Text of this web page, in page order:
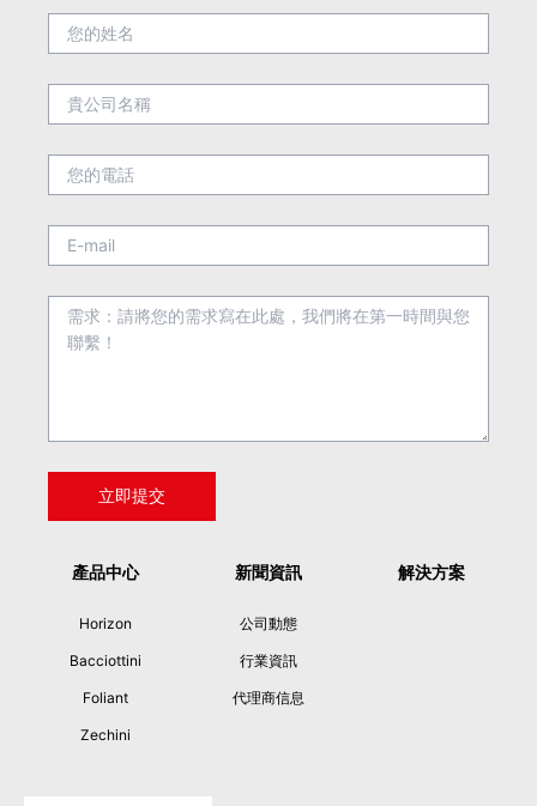
產品中心
Horizon
Bacciottini
Foliant
Zechini
新聞資訊
公司動態
行業資訊
代理商信息
解決方案